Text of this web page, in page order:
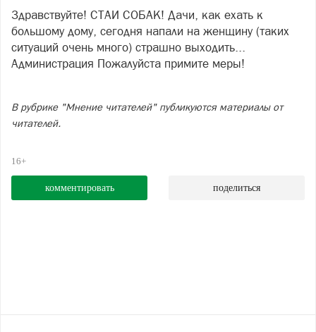
Здравствуйте! СТАИ СОБАК! Дачи, как ехать к
большому дому, сегодня напали на женщину (таких
ситуаций очень много) страшно выходить...
Администрация Пожалуйста примите меры!
В рубрике "Мнение читателей" публикуются материалы от
читателей.
16+
комментировать поделиться